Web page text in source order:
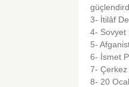
3- İtilâf
4- Sovyet
5-
6- İsmet
7- Çerkez
8- 20